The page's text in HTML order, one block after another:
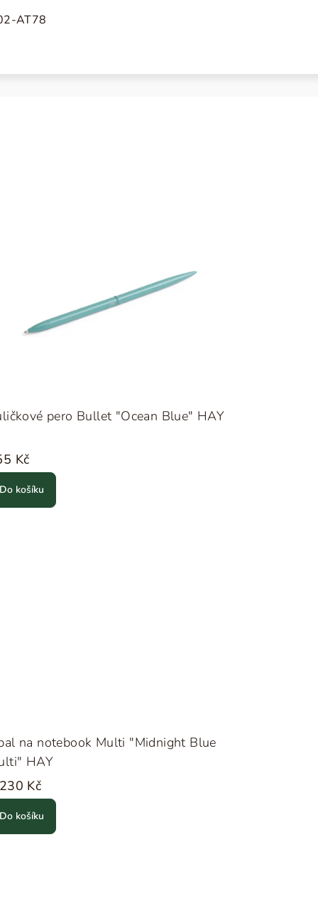
AT78
pero Bullet "Ocean Blue" HAY
Kč
košíku
na notebook Multi "Midnight Blue
HAY
Kč
košíku